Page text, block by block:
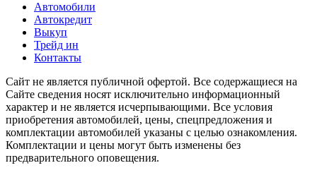
Автомобили
Автокредит
Выкуп
Трейд ин
Контакты
Cайт не является публичной офертой. Все содержащиеся на
Сайте сведения носят исключительно информационный
характер и не является исчерпывающими. Все условия
приобретения автомобилей, цены, спецпредложения и
комплектации автомобилей указаны с целью ознакомления.
Комплектации и цены могут быть изменены без
предварительного оповещения.